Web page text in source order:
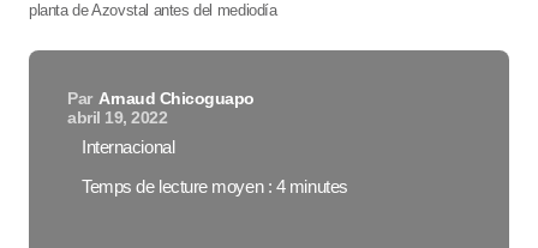
planta de Azovstal antes del mediodía
Par Arnaud Chicoguapo
abril 19, 2022
Internacional
Temps de lecture moyen : 4 minutes